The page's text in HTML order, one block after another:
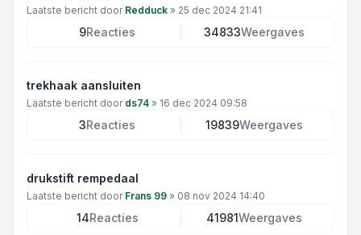
Laatste bericht door Redduck » 25 dec 2024 21:41
9Reacties 34833Weergaves
trekhaak aansluiten
Laatste bericht door ds74 » 16 dec 2024 09:58
3Reacties 19839Weergaves
drukstift rempedaal
Laatste bericht door Frans 99 » 08 nov 2024 14:40
14Reacties 41981Weergaves